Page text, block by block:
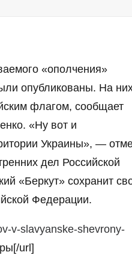
«ополчения»
опубликованы. На
флагом, сообщает
«Ну вот и
Украины», —
дел Российской
«Беркут» сохранит
Федерации.
v-slavyanske-shevrony-
url]